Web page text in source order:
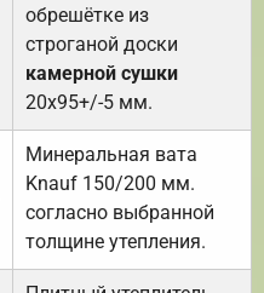
обрешётке из
строганой доски
камерной сушки
20х95+/-5 мм.
Минеральная вата
Knauf 150/200 мм.
согласно выбранной
толщине утепления.